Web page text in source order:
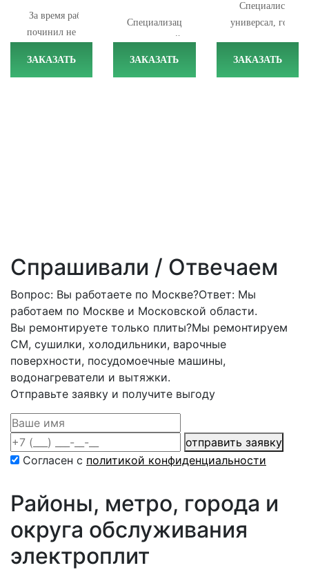
За время работы
починил не одну
электроплит.
ЗАКАЗАТЬ
Специализация
- срочный
ремонт плит с
ЗАКАЗАТЬ
Специалист-
универсал, готов
как
ЗАКАЗАТЬ
Спрашивали / Отвечаем
Вопрос: Вы работаете по Москве?Ответ: Мы
работаем по Москве и Московской области.
Вы ремонтируете только плиты?Мы ремонтируем
СМ, сушилки, холодильники, варочные
поверхности, посудомоечные машины,
водонагреватели и вытяжки.
Отправьте заявку и получите выгоду
отправить заявку
Согласен с политикой конфиденциальности
Районы, метро, города и
округа обслуживания
электроплит